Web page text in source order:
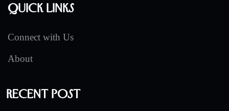
Quick Links
Connect with Us
About
Recent Post